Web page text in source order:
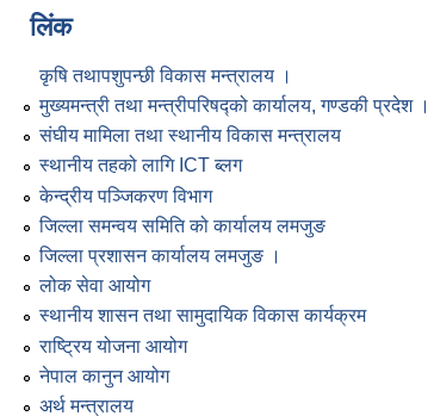
लिंक
कृषि तथापशुपन्छी विकास मन्त्रालय ।
मुख्यमन्त्री तथा मन्त्रीपरिषद्को कार्यालय, गण्डकी प्रदेश ।
संघीय मामिला तथा स्थानीय विकास मन्त्रालय
स्थानीय तहको लागि ICT ब्लग
केन्द्रीय पञ्जिकरण विभाग
जिल्ला समन्वय समिति को कार्यालय लमजुङ
जिल्ला प्रशासन कार्यालय लमजुङ ।
लोक सेवा आयोग
स्थानीय शासन तथा सामुदायिक विकास कार्यक्रम
राष्ट्रिय योजना आयोग
नेपाल कानुन आयोग
अर्थ मन्त्रालय